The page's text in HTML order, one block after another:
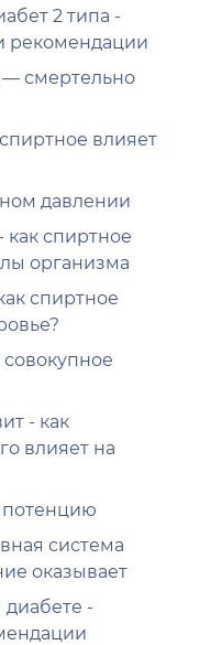
2 типа -
рекомендации
— смертельно
влияет
давлении
спиртное
организма
спиртное
- как
влияет на
потенцию
система
оказывает
-